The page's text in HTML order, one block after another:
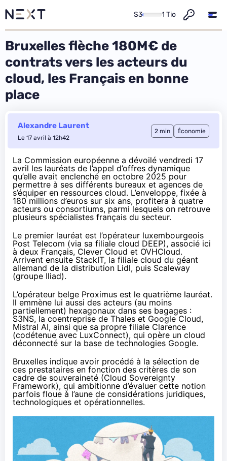
S3 1 Tio
Bruxelles flèche 180M€ de
contrats vers les acteurs du
cloud, les Français en bonne
place
Alexandre Laurent
Le 17 avril à 12h42
2 min Économie
La Commission européenne a dévoilé vendredi 17
avril les lauréats de l’appel d’offres dynamique
qu’elle avait enclenché en octobre 2025 pour
permettre à ses différents bureaux et agences de
s’équiper en ressources cloud. L’enveloppe, fixée à
180 millions d’euros sur six ans, profitera à quatre
acteurs ou consortiums, parmi lesquels on retrouve
plusieurs spécialistes français du secteur.
Le premier lauréat est l’opérateur luxembourgeois
Post Telecom (via sa filiale cloud DEEP), associé ici
à deux Français, Clever Cloud et OVHCloud.
Arrivent ensuite StackIT, la filiale cloud du géant
allemand de la distribution Lidl, puis Scaleway
(groupe Iliad).
L’opérateur belge Proximus est le quatrième lauréat.
Il emmène lui aussi des acteurs (au moins
partiellement) hexagonaux dans ses bagages :
S3NS, la coentreprise de Thales et Google Cloud,
Mistral AI, ainsi que sa propre filiale Clarence
(codétenue avec LuxConnect), qui opère un cloud
déconnecté sur la base de technologies Google.
Bruxelles indique avoir procédé à la sélection de
ces prestataires en fonction des critères de son
cadre de souveraineté (Cloud Sovereignty
Framework), qui ambitionne d’évaluer cette notion
parfois floue à l’aune de considérations juridiques,
technologiques et opérationnelles.